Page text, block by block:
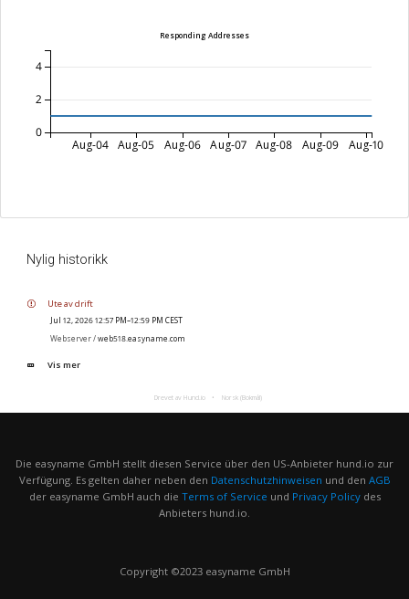
Responding Addresses
Aug-04 Aug-05 Aug-06 Aug-07 Aug-08 Aug-09 Aug-10
0
2
4
Nylig historikk
Ute av drift
Jul 12, 2026 12:57 PM–12:59 PM CEST
Webserver /web518.easyname.com
Vis mer
Drevet av Hund.io Norsk (Bokmål)
Die easyname GmbH stellt diesen Service über den US-Anbieter hund.io zur
Verfügung. Es gelten daher neben den Datenschutzhinweisen und den AGB
der easyname GmbH auch die Terms of Service und Privacy Policydes
Anbieters hund.io.
Copyright ©2023 easyname GmbH